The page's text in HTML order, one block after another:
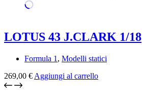
LOTUS 43 J.CLARK 1/18
Formula 1 , Modelli statici
269,00 € Aggiungi al carrello